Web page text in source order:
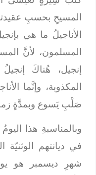
المسيحِ بحسبِ
الأناجيلُ ما هي
المسلمون، لأنَّ
إنجيل، هُناكَ
المكذوبة، وإنَّما
صَلْبِ يَسوع وبمدَّةٍ
وبالمناسبةِ هذا
في ديانتهم
شهرِ ديسمبر هو